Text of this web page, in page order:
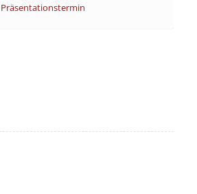
Präsentationstermin